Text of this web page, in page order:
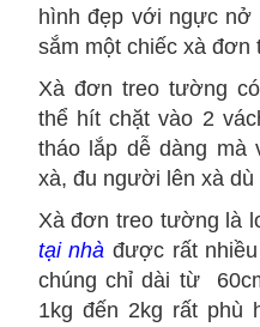
hình đẹp với ngực nở
sắm một chiếc xà đơn
Xà đơn treo tường
thể hít chặt vào 2
tháo lắp dễ dàng mà
xà, đu người lên xà dù
Xà đơn treo tường là
tại nhà được rất
chúng chỉ dài từ
1kg đến 2kg rất phù